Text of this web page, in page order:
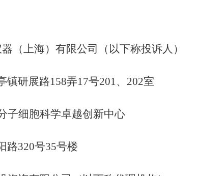
（上海）有限公司（以下称投诉人）
镇研展路158弄17号201、 202室
子细胞科学卓越创新中心
路320号35号楼